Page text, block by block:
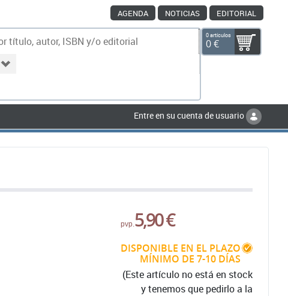
AGENDA NOTICIAS EDITORIAL
0 artículos
0 €
Entre en su cuenta de usuario
pvp.5,90 €
DISPONIBLE EN EL PLAZO
MÍNIMO DE 7-10 DÍAS
(Este artículo no está en stock
y tenemos que pedirlo a la